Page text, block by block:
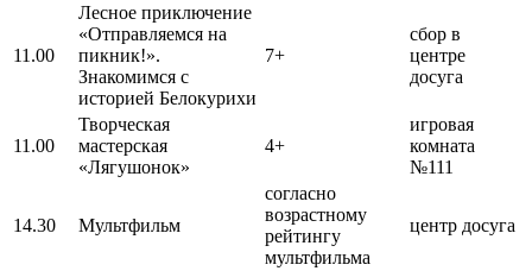
11.00
Лесное приключение
«Отправляемся на
пикник!».
Знакомимся с
историей Белокурихи
7+
сбор в
центре
досуга
11.00
Творческая
мастерская
«Лягушонок»
4+
игровая
комната
№111
14.30 Мультфильм
согласно
возрастному
рейтингу
мультфильма
центр досуга